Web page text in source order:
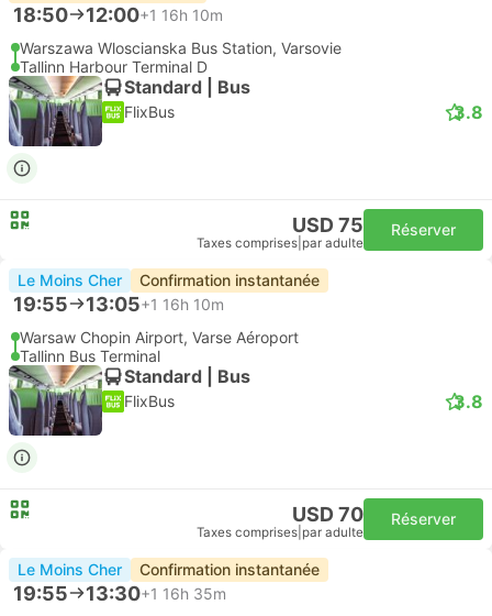
18:50 12:00+1 16h 10m
Warszawa Wloscianska Bus Station, Varsovie
Tallinn Harbour Terminal D
Standard | Bus
FlixBus 3.8
USD 75
Taxes comprises par adulte
Réserver
Le Moins Cher Confirmation instantanée
19:55 13:05+1 16h 10m
Warsaw Chopin Airport, Varse Aéroport
Tallinn Bus Terminal
Standard | Bus
FlixBus 3.8
USD 70
Taxes comprises par adulte
Réserver
Le Moins Cher Confirmation instantanée
19:55 13:30+1 16h 35m